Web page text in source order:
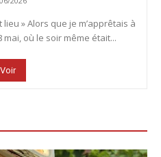
» Alors que je m’apprêtais à
où le soir même était...
Voir